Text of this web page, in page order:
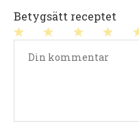
Betygsätt receptet
stjärnor
stjärnor
stjärnor
stjärna